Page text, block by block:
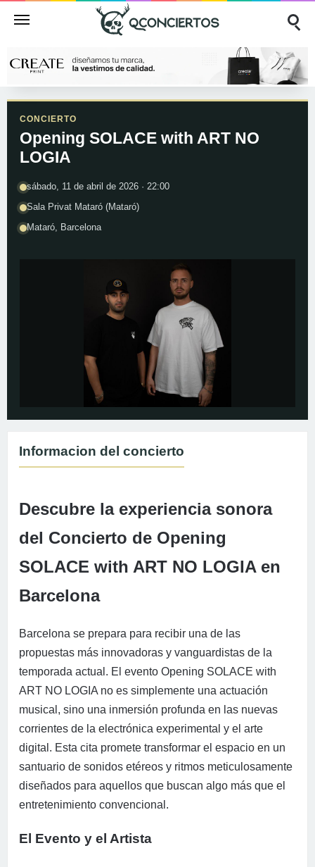
CONCIERTO
Opening SOLACE with ART NO
LOGIA
sábado, 11 de abril de 2026 · 22:00
Sala Privat Mataró (Mataró)
Mataró, Barcelona
Informacion del concierto
Descubre la experiencia sonora
del Concierto de Opening
SOLACE with ART NO LOGIA en
Barcelona
Barcelona se prepara para recibir una de las
propuestas más innovadoras y vanguardistas de la
temporada actual. El evento Opening SOLACE with
ART NO LOGIA no es simplemente una actuación
musical, sino una inmersión profunda en las nuevas
corrientes de la electrónica experimental y el arte
digital. Esta cita promete transformar el espacio en un
santuario de sonidos etéreos y ritmos meticulosamente
diseñados para aquellos que buscan algo más que el
entretenimiento convencional.
El Evento y el Artista